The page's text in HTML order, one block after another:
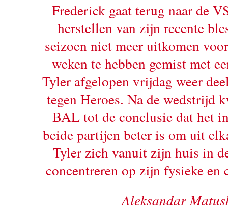
Frederick gaat terug naar de
herstellen van zijn recente
seizoen niet meer uitkomen
weken te hebben gemist met
Tyler afgelopen vrijdag weer
tegen Heroes. Na de wedstrijd
BAL tot de conclusie dat het
beide partijen beter is om uit
Tyler zich vanuit zijn huis in
concentreren op zijn fysieke en
Aleksandar